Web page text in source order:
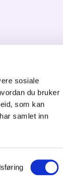
sosiale
du bruker
som kan
samlet inn